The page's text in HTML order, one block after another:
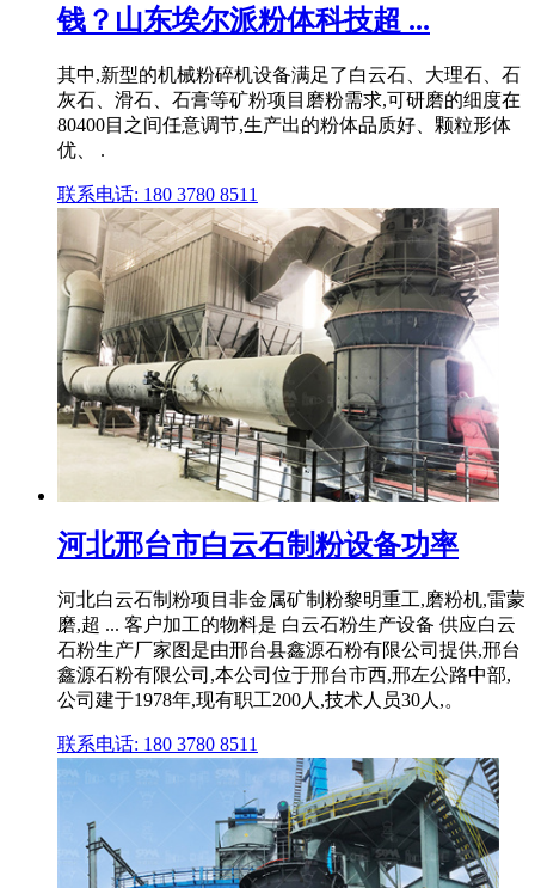
钱？山东埃尔派粉体科技超 ...
其中,新型的机械粉碎机设备满足了白云石、大理石、石
灰石、滑石、石膏等矿粉项目磨粉需求,可研磨的细度在
80400目之间任意调节,生产出的粉体品质好、颗粒形体
优、 .
联系电话: 180 3780 8511
河北邢台市白云石制粉设备功率
河北白云石制粉项目非金属矿制粉黎明重工,磨粉机,雷蒙
磨,超 ... 客户加工的物料是 白云石粉生产设备 供应白云
石粉生产厂家图是由邢台县鑫源石粉有限公司提供,邢台
鑫源石粉有限公司,本公司位于邢台市西,邢左公路中部,
公司建于1978年,现有职工200人,技术人员30人,。
联系电话: 180 3780 8511